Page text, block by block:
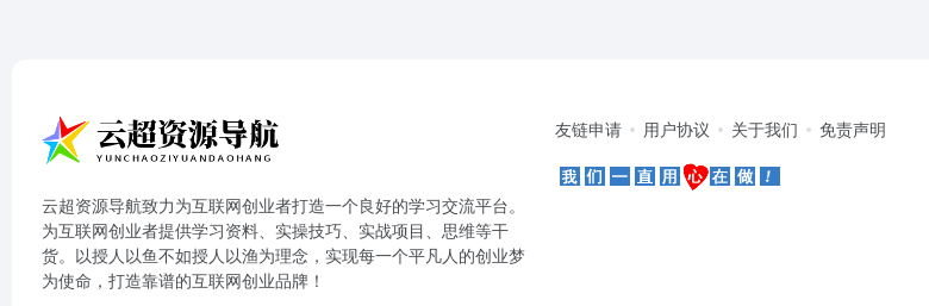
云超资源导航致力为互联网创业者打造一个良好的学习交流平台。
为互联网创业者提供学习资料、实操技巧、实战项目、思维等干
货。以授人以鱼不如授人以渔为理念，实现每一个平凡人的创业梦
为使命，打造靠谱的互联网创业品牌！
友链申请 用户协议 关于我们 免责声明